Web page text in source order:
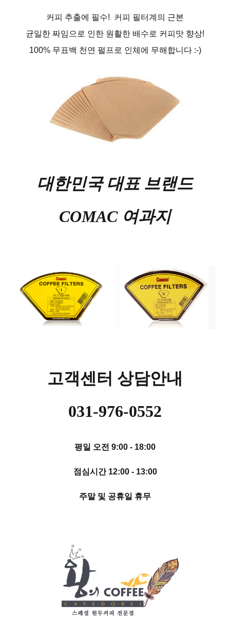
커피 추출에 필수! 커피 필터계의 근본
균일한 짜임으로 인한 원활한 배수로 커피맛 향상!
100% 무표백 천연 펄프로 인체에 무해합니다 :-)
대한민국 대표 브랜드
COMAC 여과지
고객센터 상담안내
031-976-0552
평일 오전 9:00 - 18:00
점심시간 12:00 - 13:00
주말 및 공휴일 휴무